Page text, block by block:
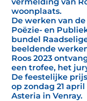
woonplaats.
De werken van
Poëzie- en
bundel
beeldende
Roos 2023
een trofee, het
De feestelijke
op zondag 21
Asteria in Venray.